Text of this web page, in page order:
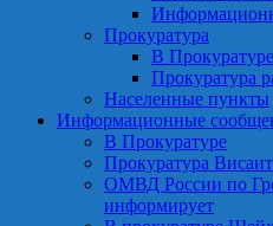
Прокуратура
В
Прокуратура
Населенные пункты
Информационные
В Прокуратуре
Прокуратура
ОМВД России по
информирует